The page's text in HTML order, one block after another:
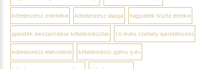
kötelesrész mértéke kötelesrész alapja hagyaték tiszta értéke
ajándék beszámítása kötelesrészbe 10 éves szabály ajándékozás
kötelesrész elévülése kötelesrészi igény 5 év